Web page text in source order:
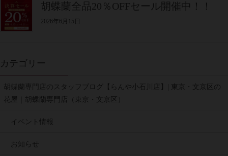
胡蝶蘭全品20％OFFセール開催中！！
2026年6月15日
カテゴリー
胡蝶蘭専門店のスタッフブログ【らんや小石川店】| 東京・文京区の
花屋｜胡蝶蘭専門店（東京・文京区）
イベント情報
お知らせ